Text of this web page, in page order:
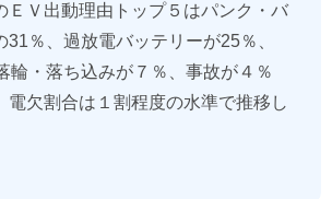
ＥＶ出動理由トップ５はパンク・バ
31％、過放電バッテリーが25％、
輪・落ち込みが７％、事故が４％
電欠割合は１割程度の水準で推移し